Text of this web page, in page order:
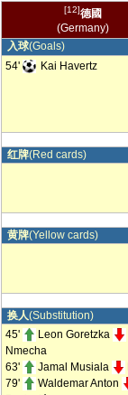
[12]德國
(Germany)
入球(Goals)
54'
Kai Havertz
红牌(Red cards)
黄牌(Yellow cards)
换人(Substitution)
45'
Leon Goretzka
Nmecha
63'
Jamal Musiala
79'
Waldemar Anton